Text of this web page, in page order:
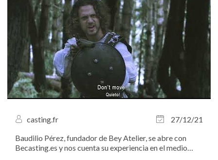
casting.fr
27/12/21
Baudilio Pérez, fundador de Bey Atelier, se abre con
Becasting.es y nos cuenta su experiencia en el medio